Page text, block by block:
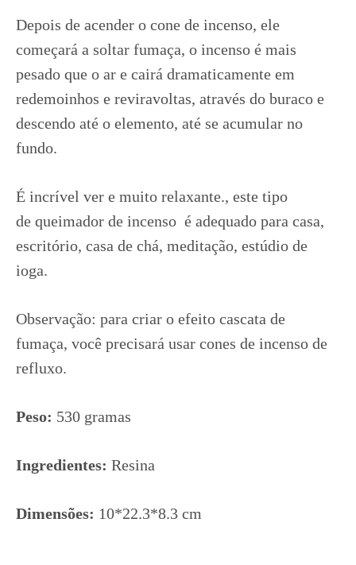
Depois de acender o cone de incenso, ele
começará a soltar fumaça, o incenso é mais
pesado que o ar e cairá dramaticamente em
redemoinhos e reviravoltas, através do buraco e
descendo até o elemento, até se acumular no
fundo.
É incrível ver e muito relaxante., este tipo
de queimador de incenso é adequado para casa,
escritório, casa de chá, meditação, estúdio de
ioga.
Observação: para criar o efeito cascata de
fumaça, você precisará usar cones de incenso de
refluxo.
Peso: 530 gramas
Ingredientes: Resina
Dimensões: 10*22.3*8.3 cm